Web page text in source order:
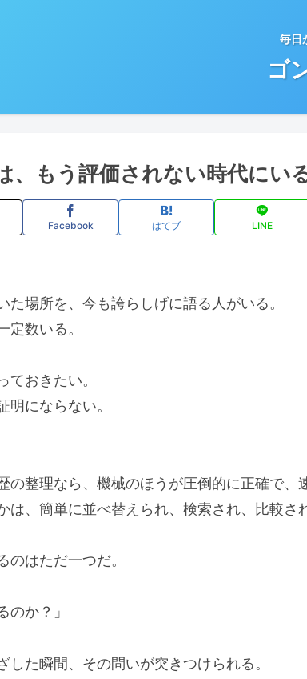
毎日
ゴ
、もう評価されない時代にい
Facebook はてブ LINE
た場所を、今も誇らしげに語る人がいる。
定数いる。
ておきたい。
明にならない。
の整理なら、機械のほうが圧倒的に正確で、
は、簡単に並べ替えられ、検索され、比較さ
のはただ一つだ。
のか？」
した瞬間、その問いが突きつけられる。